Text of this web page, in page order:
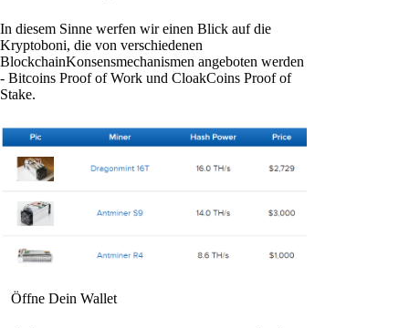
In diesem Sinne werfen wir einen Blick auf die
Kryptoboni, die von verschiedenen
BlockchainKonsensmechanismen angeboten werden
- Bitcoins Proof of Work und CloakCoins Proof of
Stake.
Öffne Dein Wallet